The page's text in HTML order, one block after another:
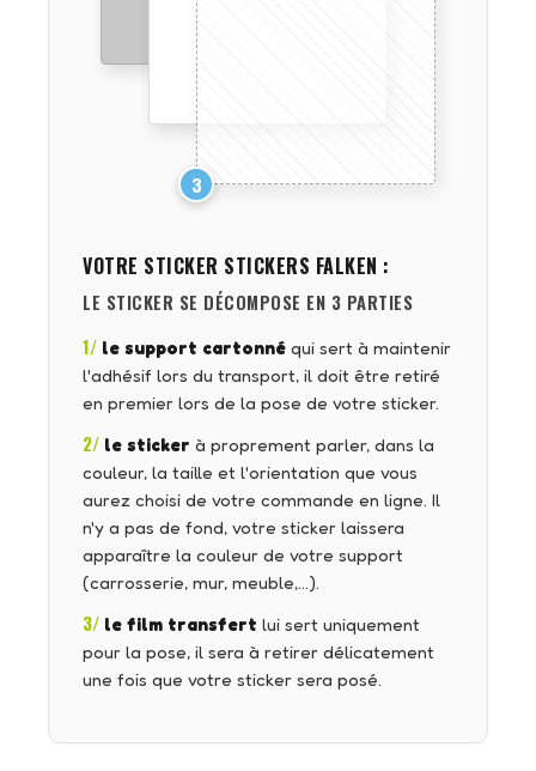
3
VOTRE STICKER STICKERS FALKEN :
LE STICKER SE DÉCOMPOSE EN 3 PARTIES
1/ le support cartonné qui sert à maintenir
l'adhésif lors du transport, il doit être retiré
en premier lors de la pose de votre sticker.
2/ le sticker à proprement parler, dans la
couleur, la taille et l'orientation que vous
aurez choisi de votre commande en ligne. Il
n'y a pas de fond, votre sticker laissera
apparaître la couleur de votre support
(carrosserie, mur, meuble,…).
3/ le film transfert lui sert uniquement
pour la pose, il sera à retirer délicatement
une fois que votre sticker sera posé.